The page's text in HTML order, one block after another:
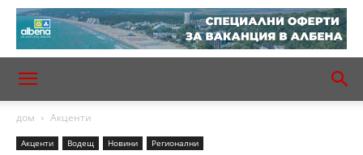
дом Акценти
Акценти Водещ Новини Регионални